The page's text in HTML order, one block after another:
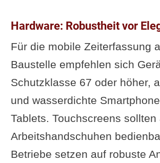
Hardware: Robustheit vor
Für die mobile Zeiterfassung
Baustelle empfehlen sich
Schutzklasse 67 oder höher,
und wasserdichte
Tablets. Touchscreens sollten
Arbeitshandschuhen
Betriebe setzen auf robuste